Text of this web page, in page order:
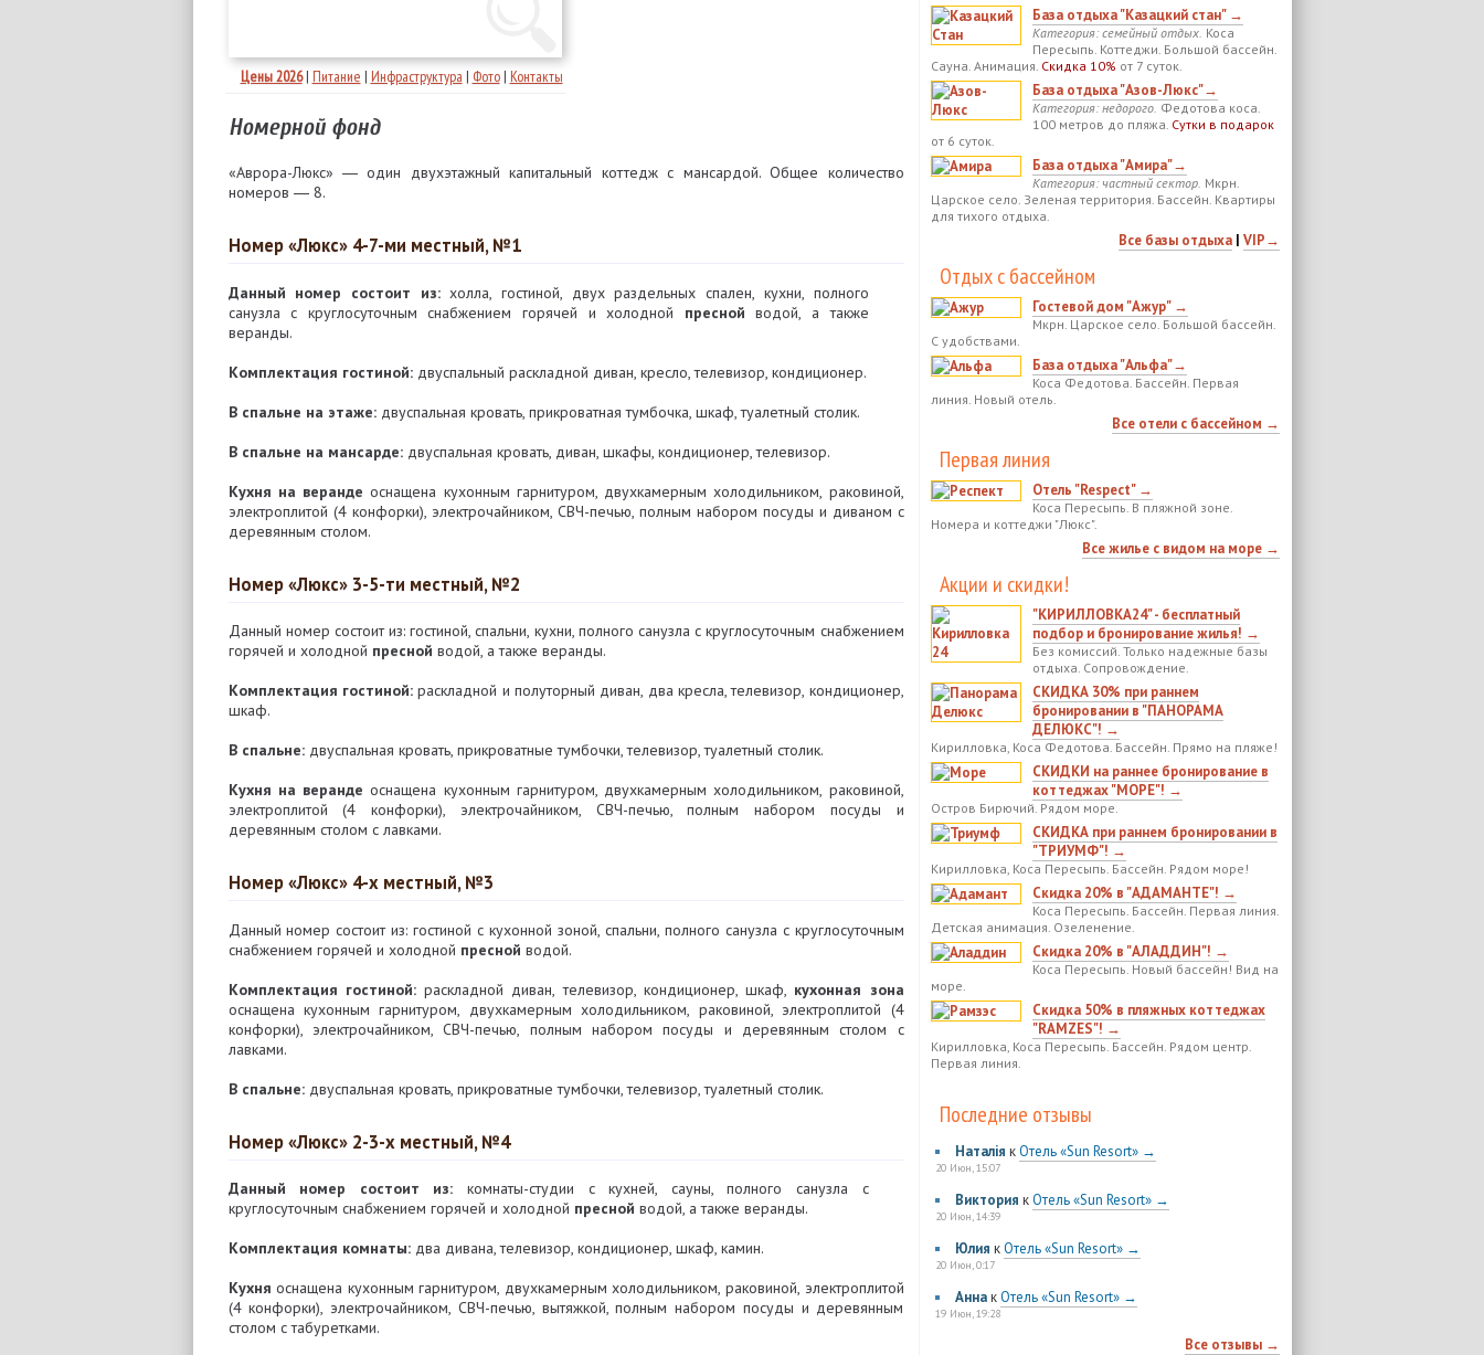
Цены 2026| Питание | Инфраструктура | Фото| Контакты
Номерной фонд
«Аврора-Люкс» ― один двухэтажный капитальный коттедж с мансардой. Общее количество
номеров ― 8.
Номер «Люкс» 4-7-ми местный, №1
Данный номер состоит из:холла, гостиной, двух раздельных спален, кухни, полного
санузла с круглосуточным снабжением горячей и холодной пресной водой, а также
веранды.
Комплектация гостиной:двуспальный раскладной диван, кресло, телевизор, кондиционер.
В спальне на этаже:двуспальная кровать, прикроватная тумбочка, шкаф, туалетный столик.
В спальне на мансарде:двуспальная кровать, диван, шкафы, кондиционер, телевизор.
Кухня на веранде оснащена кухонным гарнитуром, двухкамерным холодильником, раковиной,
электроплитой (4 конфорки), электрочайником, СВЧ-печью, полным набором посуды и диваном с
деревянным столом.
Номер «Люкс» 3-5-ти местный, №2
Данный номер состоит из: гостиной, спальни, кухни, полного санузла с круглосуточным снабжением
горячей и холодной пресной водой, а также веранды.
Комплектация гостиной:раскладной и полуторный диван, два кресла, телевизор, кондиционер,
шкаф.
В спальне:двуспальная кровать, прикроватные тумбочки, телевизор, туалетный столик.
Кухня на веранде оснащена кухонным гарнитуром, двухкамерным холодильником, раковиной,
электроплитой (4 конфорки), электрочайником, СВЧ-печью, полным набором посуды и
деревянным столом с лавками.
Номер «Люкс» 4-х местный, №3
Данный номер состоит из: гостиной с кухонной зоной, спальни, полного санузла с круглосуточным
снабжением горячей и холодной пресной водой.
Комплектация гостиной:раскладной диван, телевизор, кондиционер, шкаф, кухонная зона
оснащена кухонным гарнитуром, двухкамерным холодильником, раковиной, электроплитой (4
конфорки), электрочайником, СВЧ-печью, полным набором посуды и деревянным столом с
лавками.
В спальне:двуспальная кровать, прикроватные тумбочки, телевизор, туалетный столик.
Номер «Люкс» 2-3-х местный, №4
Данный номер состоит из: комнаты-студии с кухней, сауны, полного санузла с
круглосуточным снабжением горячей и холодной пресной водой, а также веранды.
Комплектация комнаты:два дивана, телевизор, кондиционер, шкаф, камин.
Кухня оснащена кухонным гарнитуром, двухкамерным холодильником, раковиной, электроплитой
(4 конфорки), электрочайником, СВЧ-печью, вытяжкой, полным набором посуды и деревянным
столом с табуретками.
База отдыха "Казацкий стан" →
Категория: семейный отдых. Коса
Пересыпь. Коттеджи. Большой бассейн.
Сауна. Анимация. Скидка 10% от 7 суток.
База отдыха "Азов-Люкс"→
Категория: недорого. Федотова коса.
100 метров до пляжа. Сутки в подарок
от 6 суток.
База отдыха "Амира"→
Категория: частный сектор. Мкрн.
Царское село. Зеленая территория. Бассейн. Квартиры
для тихого отдыха.
Все базы отдыха| VIP→
Отдых с бассейном
Гостевой дом "Ажур" →
Мкрн. Царское село. Большой бассейн.
С удобствами.
База отдыха "Альфа"→
Коса Федотова. Бассейн. Первая
линия. Новый отель.
Все отели с бассейном →
Первая линия
Отель "Respect" →
Коса Пересыпь. В пляжной зоне.
Номера и коттеджи "Люкс".
Все жилье с видом на море →
Акции и скидки!
"КИРИЛЛОВКА24" - бесплатный
подбор и бронирование жилья! →
Без комиссий. Только надежные базы
отдыха. Сопровождение.
СКИДКА 30% при раннем
бронировании в "ПАНОРАМА
ДЕЛЮКС"! →
Кирилловка, Коса Федотова. Бассейн. Прямо на пляже!
СКИДКИ на раннее бронирование в
коттеджах "МОРЕ"! →
Остров Бирючий. Рядом море.
СКИДКА при раннем бронировании в
"ТРИУМФ"! →
Кирилловка, Коса Пересыпь. Бассейн. Рядом море!
Скидка 20% в "АДАМАНТЕ"! →
Коса Пересыпь. Бассейн. Первая линия.
Детская анимация. Озеленение.
Скидка 20% в "АЛАДДИН"! →
Коса Пересыпь. Новый бассейн! Вид на
море.
Скидка 50% в пляжных коттеджах
"RAMZES"! →
Кирилловка, Коса Пересыпь. Бассейн. Рядом центр.
Первая линия.
Последние отзывы
Наталія кОтель «Sun Resort» →
20 Июн, 15:07
Виктория кОтель «Sun Resort» →
20 Июн, 14:39
Юлия кОтель «Sun Resort» →
20 Июн, 0:17
АннакОтель «Sun Resort» →
19 Июн, 19:28
Все отзывы →